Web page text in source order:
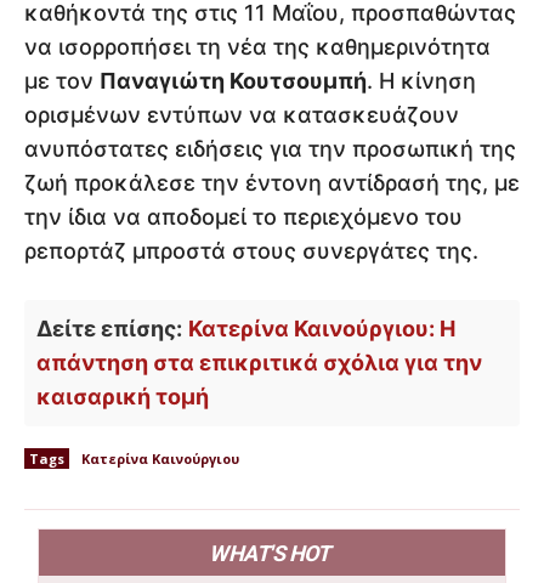
καθήκοντά της στις 11 Μαΐου, προσπαθώντας
να ισορροπήσει τη νέα της καθημερινότητα
με τον Παναγιώτη Κουτσουμπή. Η κίνηση
ορισμένων εντύπων να κατασκευάζουν
ανυπόστατες ειδήσεις για την προσωπική της
ζωή προκάλεσε την έντονη αντίδρασή της, με
την ίδια να αποδομεί το περιεχόμενο του
ρεπορτάζ μπροστά στους συνεργάτες της.
Δείτε επίσης: Κατερίνα Καινούργιου: Η
απάντηση στα επικριτικά σχόλια για την
καισαρική τομή
Tags Κατερίνα Καινούργιου
WHAT'S HOT